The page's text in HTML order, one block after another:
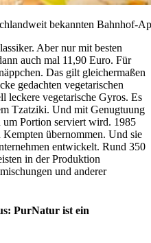
bekannten Bahnhof-
Aber nur mit besten
auch mal 11,90 Euro. Für
Das gilt gleichermaßen
gedachten vegetarischen
leckere vegetarische Gyros. Es
Tzatziki. Und mit Genugtuung
Portion serviert wird. 1985
übernommen. Und sie
entwickelt. Rund 350
in der Produktion
und anderer
PurNatur ist ein